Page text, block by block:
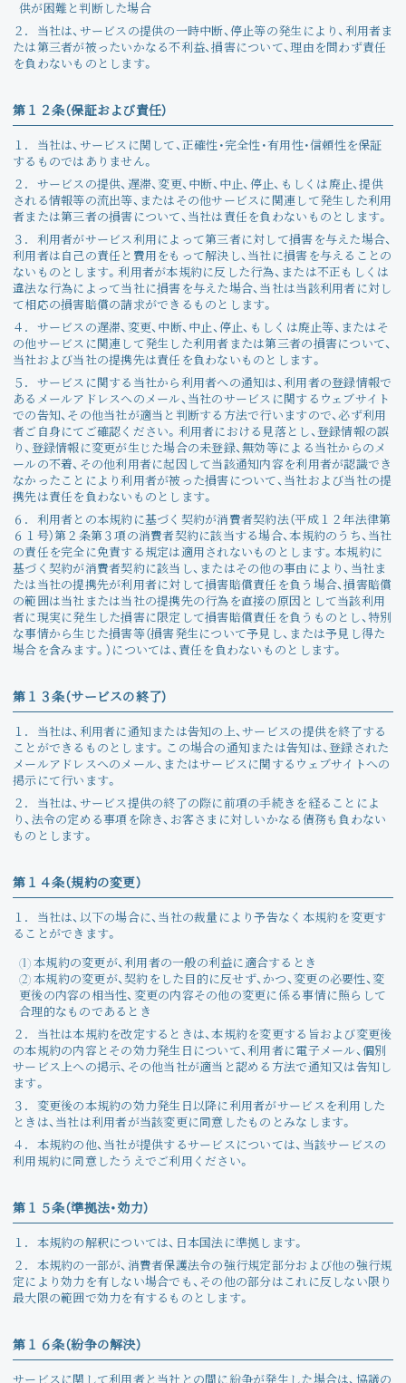
供が困難と判断した場合
２．
当社は、サービスの提供の一時中断、停止等の発生により、利用者ま
たは第三者が被ったいかなる不利益、損害について、理由を問わず責任
を負わないものとします。
第１２条（保証および責任）
１．
当社は、サービスに関して、正確性・完全性・有用性・信頼性を保証
するものではありません。
２． サービスの提供、遅滞、変更、中断、中止、停止、もしくは廃止、提供
される情報等の流出等、またはその他サービスに関連して発生した利用
者または第三者の損害について、当社は責任を負わないものとします。
３． 利用者がサービス利用によって第三者に対して損害を与えた場合、
利用者は自己の責任と費用をもって解決し、当社に損害を与えることの
ないものとします。利用者が本規約に反した行為、または不正もしくは
違法な行為によって当社に損害を与えた場合、当社は当該利用者に対し
て相応の損害賠償の請求ができるものとします。
４． サービスの遅滞、変更、中断、中止、停止、もしくは廃止等、またはそ
の他サービスに関連して発生した利用者または第三者の損害について、
当社および当社の提携先は責任を負わないものとします。
５． サービスに関する当社から利用者への通知は、利用者の登録情報で
あるメールアドレスへのメール、当社のサービスに関するウェブサイト
での告知、その他当社が適当と判断する方法で行いますので、必ず利用
者ご自身にてご確認ください。利用者における見落とし、登録情報の誤
り、登録情報に変更が生じた場合の未登録、無効等による当社からのメ
ールの不着、その他利用者に起因して当該通知内容を利用者が認識でき
なかったことにより利用者が被った損害について、当社および当社の提
携先は責任を負わないものとします。
６． 利用者との本規約に基づく契約が消費者契約法（平成１２年法律第
６１号）第２条第３項の消費者契約に該当する場合、本規約のうち、当社
の責任を完全に免責する規定は適用されないものとします。本規約に
基づく契約が消費者契約に該当し、またはその他の事由により、当社ま
たは当社の提携先が利用者に対して損害賠償責任を負う場合、損害賠償
の範囲は当社または当社の提携先の行為を直接の原因として当該利用
者に現実に発生した損害に限定して損害賠償責任を負うものとし、特別
な事情から生じた損害等（損害発生について予見し、または予見し得た
場合を含みます。）については、責任を負わないものとします。
第１３条（サービスの終了）
１．
当社は、利用者に通知または告知の上、サービスの提供を終了する
ことができるものとします。この場合の通知または告知は、登録された
メールアドレスへのメール、またはサービスに関するウェブサイトへの
掲示にて行います。
２．
当社は、サービス提供の終了の際に前項の手続きを経ることによ
り、法令の定める事項を除き、お客さまに対しいかなる債務も負わない
ものとします。
第１４条（規約の変更）
１．
当社は、以下の場合に、当社の裁量により予告なく本規約を変更す
ることができます。
(1) 本規約の変更が、利用者の一般の利益に適合するとき
(2) 本規約の変更が、契約をした目的に反せず、かつ、変更の必要性、変
更後の内容の相当性、変更の内容その他の変更に係る事情に照らして
合理的なものであるとき
２．
当社は本規約を改定するときは、本規約を変更する旨および変更後
の本規約の内容とその効力発生日について、利用者に電子メール、個別
サービス上への掲示、その他当社が適当と認める方法で通知又は告知し
ます。
３．
変更後の本規約の効力発生日以降に利用者がサービスを利用した
ときは、当社は利用者が当該変更に同意したものとみなします。
４． 本規約の他、当社が提供するサービスについては、当該サービスの
利用規約に同意したうえでご利用ください。
第１５条（準拠法・効力）
１． 本規約の解釈については、日本国法に準拠します。
２． 本規約の一部が、消費者保護法令の強行規定部分および他の強行規
定により効力を有しない場合でも、その他の部分はこれに反しない限り
最大限の範囲で効力を有するものとします。
第１６条（紛争の解決）